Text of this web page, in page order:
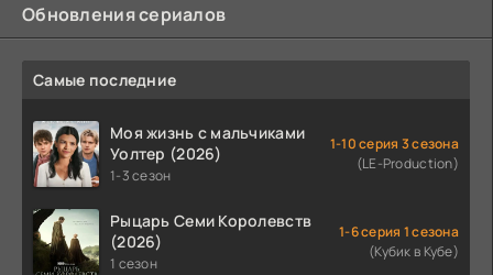
Обновления сериалов
Самые последние
Моя жизнь с мальчиками
Уолтер (2026)
1-3 сезон
1-10 серия 3 сезона
(LE-Production)
Рыцарь Семи Королевств
(2026)
1 сезон
1-6 серия 1 сезона
(Кубик в Кубе)